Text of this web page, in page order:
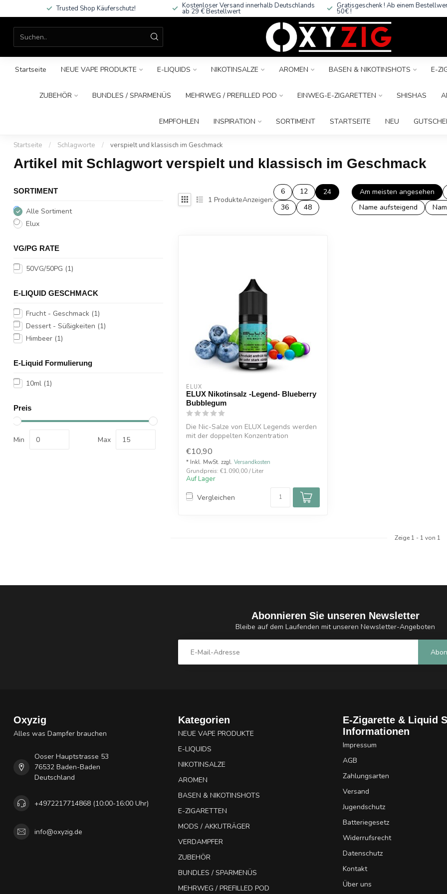
Trusted Shop Käuferschutz! Kostenloser Versand innerhalb Deutschlands
ab 29 € Bestellwert
Gratisgeschenk ! Ab einem
50€ !
Startseite NEUE VAPE PRODUKTE E-LIQUIDS NIKOTINSALZE AROMEN BASEN & NIKOTINSHOTS E-
ZUBEHÖR BUNDLES / SPARMENÜS MEHRWEG / PREFILLED POD EINWEG-E-ZIGARETTEN SHISHAS
EMPFOHLEN INSPIRATION SORTIMENT STARTSEITE NEU
Startseite / Schlagworte / verspielt und klassisch im Geschmack
Artikel mit Schlagwort verspielt und klassisch im Geschmack
SORTIMENT
Alle Sortiment
Elux
VG/PG RATE
50VG/50PG (1)
E-LIQUID GESCHMACK
Frucht - Geschmack (1)
Dessert - Süßigkeiten (1)
Himbeer (1)
E-Liquid Formulierung
10ml (1)
Preis
Min Max
1 ProdukteAnzeigen:
6 12
24
36
48
Am meisten angesehen
Name aufsteigend
ELUX
ELUX Nikotinsalz -Legend- Blueberry
Bubblegum
Die Nic-Salze von ELUX Legends werden
mit der doppelten Konzentration
€10,90
* Inkl. MwSt. zzgl. Versandkosten
Grundpreis: €1.090,00 / Liter
Auf Lager
Vergleichen
Zeige 1 - 1 von 1
Abonnieren Sie unseren Newsletter
Bleibe auf dem Laufenden mit unseren Newsletter-Angeboten
Oxyzig
Alles was Dampfer brauchen
Ooser Hauptstrasse 53
76532 Baden-Baden
Deutschland
+4972217714868 (10:00-16:00 Uhr)
info@oxyzig.de
Kategorien
NEUE VAPE PRODUKTE
E-LIQUIDS
NIKOTINSALZE
AROMEN
BASEN & NIKOTINSHOTS
E-ZIGARETTEN
MODS / AKKUTRÄGER
VERDAMPFER
ZUBEHÖR
BUNDLES / SPARMENÜS
MEHRWEG / PREFILLED POD
E-Zigarette & Liquid
Informationen
Impressum
AGB
Zahlungsarten
Versand
Jugendschutz
Batteriegesetz
Widerrufsrecht
Datenschutz
Kontakt
Über uns